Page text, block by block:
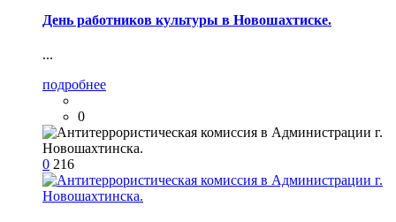
День работников культуры в Новошахтиске.
...
подробнее
0
0 216